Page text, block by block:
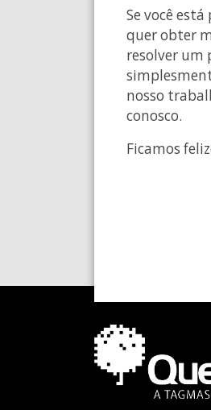
Se você
quer obter
resolver um
nosso
conosco.
Ficamos